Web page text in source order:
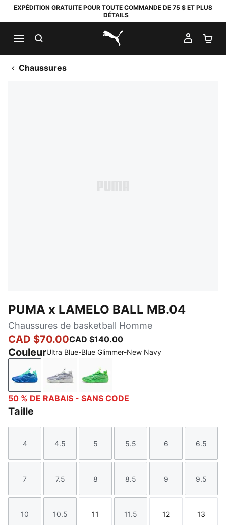
EXPÉDITION GRATUITE POUR TOUTE COMMANDE DE 75 $ ET PLUS
DÉTAILS
PUMA.com
MON
Chaussures
PUMA x LAMELO BALL MB.04
Chaussures de basketball Homme
CAD $70.00CAD $140.00
CouleurUltra Blue-Blue Glimmer-New Navy
Ultra Blue-Blue Glimmer-New Navy
Feather Gray-Cool Mid Gray-Cool Dark
Green Glare-Fizzy Light
50 % DE RABAIS - SANS CODE
Taille
Taille
4
Taille
4.5
Taille
5
Taille
5.5
Taille
6
Taille
6.5
Taille
7
Taille
7.5
Taille
8
Taille
8.5
Taille
9
Taille
9.5
Taille
10
Taille
10.5
Taille
11
Taille
11.5
Taille
12
Taille
13